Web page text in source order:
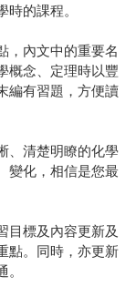
的課程。
，內文中的重要名
概念、定理時以豐
編有習題，方便讀
、清楚明瞭的化學
變化，相信是您最
目標及內容更新及
點。同時，亦更新